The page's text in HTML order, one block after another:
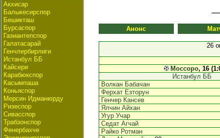
Акхисар
Балыкесирспор
Бешикташ
Бурсаспор
Газиантепспор
Галатасарай
Генчлербирлиги
Истанбул ББ
Кайсери
Карабюкспор
Касымпаша
Коньяспор
Мерсин Идманюрду
Ризеспор
Сивасспор
Трабзонспор
Фенербахче
Анонс
26
Моссоро, 16
Истанбул ББ
Волкан Бабачан
Ферхат Езторун
Генчер Кансев
Ялчин Айхан
Угур Учар
Седат Агчай
Райко Ротман